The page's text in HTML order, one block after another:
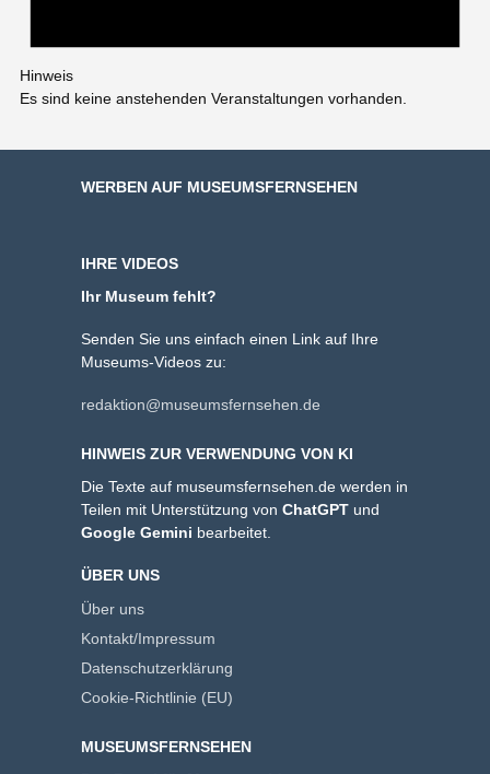
Hinweis
Es sind keine anstehenden Veranstaltungen vorhanden.
WERBEN AUF MUSEUMSFERNSEHEN
IHRE VIDEOS
Ihr Museum fehlt?
Senden Sie uns einfach einen Link auf Ihre
Museums-Videos zu:
redaktion@museumsfernsehen.de
HINWEIS ZUR VERWENDUNG VON KI
Die Texte auf museumsfernsehen.de werden in
Teilen mit Unterstützung von ChatGPT und
Google Gemini bearbeitet.
ÜBER UNS
Über uns
Kontakt/Impressum
Datenschutzerklärung
Cookie-Richtlinie (EU)
MUSEUMSFERNSEHEN